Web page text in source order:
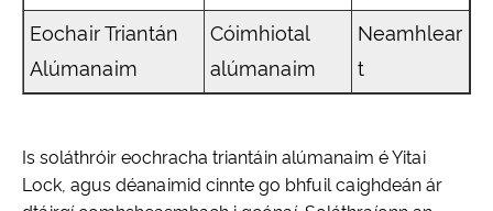
Eochair Triantán
Alúmanaim
Cóimhiotal
alúmanaim
Neamhlear
t
Is soláthróir eochracha triantáin alúmanaim é Yitai
Lock, agus déanaimid cinnte go bhfuil caighdeán ár